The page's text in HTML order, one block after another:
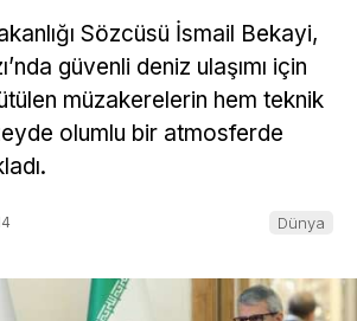
Sözcüsü İsmail Bekayi,
güvenli deniz ulaşımı için
müzakerelerin hem teknik
olumlu bir atmosferde
Dünya